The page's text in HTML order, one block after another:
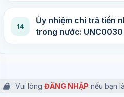
14
Ủy nhiệm chi trả tiền
trong nước: UNC0030
Vui lòng ĐĂNG NHẬP nếu bạn là